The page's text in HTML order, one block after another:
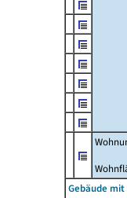
Gebäude